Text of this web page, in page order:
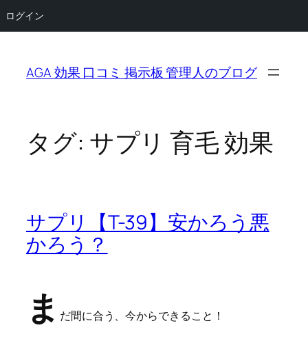
ログイン
AGA 効果 口コミ 掲示板 管理人のブログ
タグ: サプリ 育毛 効果
サプリ【T-39】安かろう悪
かろう？
ま だ間に合う、今からできること！